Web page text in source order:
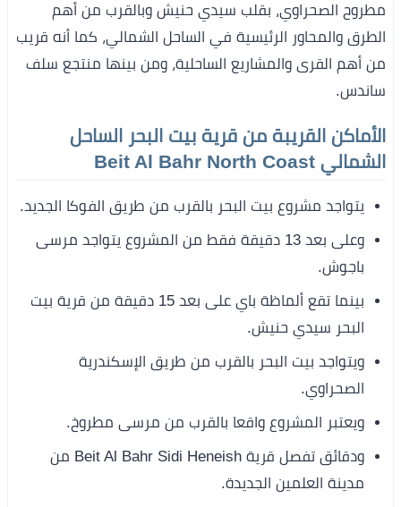
مطروح الصحراوي، بقلب سيدي حنيش وبالقرب من أهم
الطرق والمحاور الرئيسية في الساحل الشمالي، كما أنه قريب
من أهم القرى والمشاريع الساحلية، ومن بينها منتجع سلف
ساندس.
الأماكن القريبة من قرية بيت البحر الساحل
الشمالي Beit Al Bahr North Coast
يتواجد مشروع بيت البحر بالقرب من طريق الفوكا الجديد.
وعلى بعد 13 دقيقة فقط من المشروع يتواجد مرسى
باجوش.
بينما تقع ألماظة باي على بعد 15 دقيقة من قرية بيت
البحر سيدي حنيش.
ويتواجد بيت البحر بالقرب من طريق الإسكندرية
الصحراوي.
ويعتبر المشروع واقعا بالقرب من مرسى مطروخ.
ودقائق تفصل قرية Beit Al Bahr Sidi Heneish من
مدينة العلمين الجديدة.